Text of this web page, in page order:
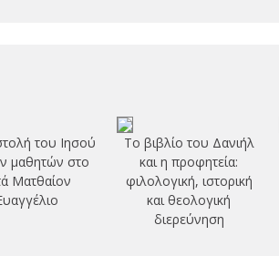
του Ιησού
μαθητών στο
Ματθαίον
Το βιβλίο του Δανιήλ
και η προφητεία:
φιλολογική, ιστορική
και θεολογική
διερεύνηση